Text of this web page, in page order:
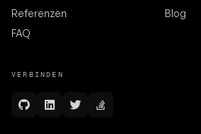
Referenzen
Blog
FAQ
VERBINDEN